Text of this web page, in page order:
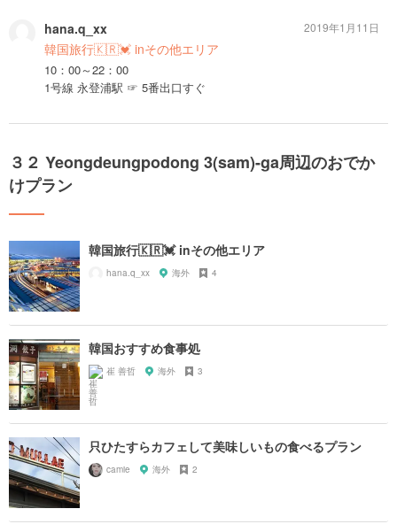
hana.q_xx
韓国旅行🇰🇷💓 inその他エリア
10：00～22：00
1号線 永登浦駅 ☞ 5番出口すぐ
2019年1月11日
３２ Yeongdeungpodong 3(sam)-ga周辺のおでか
けプラン
韓国旅行🇰🇷💓 inその他エリア
hana.q_xx 海外 4
韓国おすすめ食事処
崔 善哲 海外 3
只ひたすらカフェして美味しいもの食べるプラン
camie 海外 2